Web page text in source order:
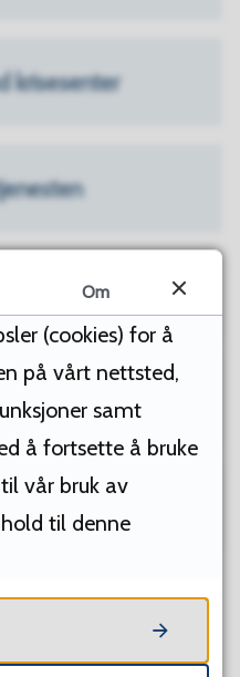
krisesenter
ETTER?
Om
(cookies) for å
på vårt nettsted,
samt
å fortsette å bruke
vår bruk av
til denne